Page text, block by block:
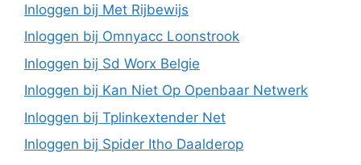
Inloggen bij Met Rijbewijs
Inloggen bij Omnyacc Loonstrook
Inloggen bij Sd Worx Belgie
Inloggen bij Kan Niet Op Openbaar Netwerk
Inloggen bij Tplinkextender Net
Inloggen bij Spider Itho Daalderop